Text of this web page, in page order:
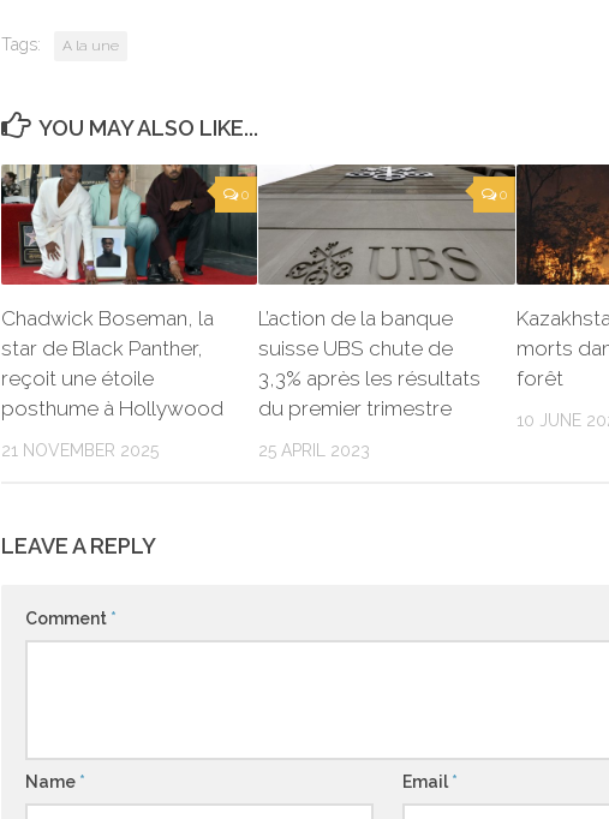
Tags: A la une
YOU MAY ALSO LIKE...
0
Chadwick Boseman, la
star de Black Panther,
reçoit une étoile
posthume à Hollywood
21 NOVEMBER 2025
0
L’action de la banque
suisse UBS chute de
3,3% après les résultats
du premier trimestre
25 APRIL 2023
morts
forêt
10 JUNE
LEAVE A REPLY
Comment *
Name * Email*